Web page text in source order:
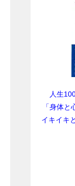
人生
「身体と
イキイキ